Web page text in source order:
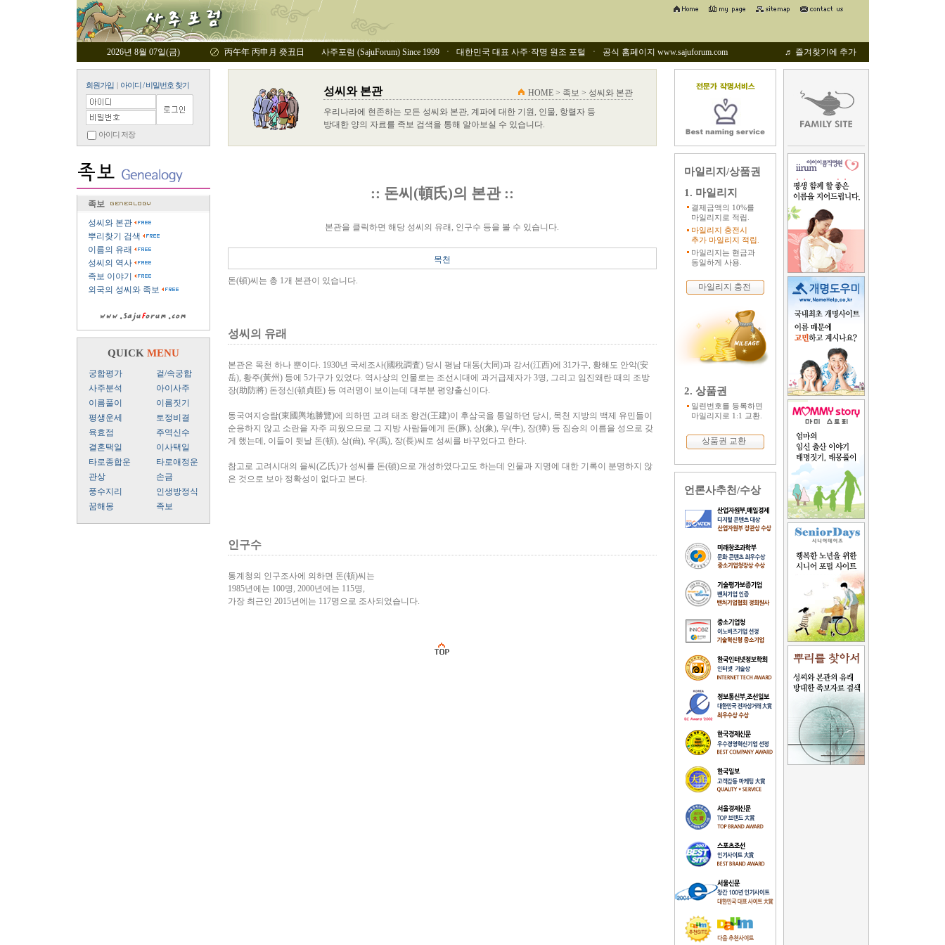
2026년 8월 07일(금) 丙午年 丙申月 癸丑日 사주포럼 (SajuForum) Since 1999 ㆍ 대한민국 대표 사주·작명 원조 포털 ㆍ 공식 홈페이지 www.sajuforum.com ♬ 즐겨찾기에 추가
회원가입| 아이디 / 비밀번호 찾기
아이디 저장
족보
성씨와 본관
뿌리찾기 검색
이름의 유래
성씨의 역사
족보 이야기
외국의 성씨와 족보
QUICK MENU
궁합평가
겉/속궁합
사주분석
아이사주
이름풀이
이름짓기
평생운세
토정비결
육효점
주역신수
결혼택일
이사택일
타로종합운
타로애정운
관상
손금
풍수지리
인생방정식
꿈해몽
족보
성씨와 본관
HOME > 족보 > 성씨와 본관
우리나라에 현존하는 모든 성씨와 본관, 계파에 대한 기원, 인물, 항렬자 등
방대한 양의 자료를 족보 검색을 통해 알아보실 수 있습니다.
:: 돈씨(頓氏)의 본관 ::
본관을 클릭하면 해당 성씨의 유래, 인구수 등을 볼 수 있습니다.
목천
돈(頓)씨는 총 1개 본관이 있습니다.
성씨의 유래
본관은 목천 하나 뿐이다. 1930년 국세조사(國稅調査) 당시 평남 대동(大同)과 강서(江西)에 31가구, 황해도 안악(安
岳), 황주(黃州) 등에 5가구가 있었다. 역사상의 인물로는 조선시대에 과거급제자가 3명, 그리고 임진왜란 때의 조방
장(助防將) 돈정신(頓貞臣) 등 여러명이 보이는데 대부분 평양출신이다.
동국여지승람(東國輿地勝覽)에 의하면 고려 태조 왕건(王建)이 후삼국을 통일하던 당시, 목천 지방의 백제 유민들이
순응하지 않고 소란을 자주 피웠으므로 그 지방 사람들에게 돈(豚), 상(象), 우(牛), 장(獐) 등 짐승의 이름을 성으로 갖
게 했는데, 이들이 뒷날 돈(頓), 상(尙), 우(禹), 장(長)씨로 성씨를 바꾸었다고 한다.
참고로 고려시대의 을씨(乙氏)가 성씨를 돈(頓)으로 개성하였다고도 하는데 인물과 지명에 대한 기록이 분명하지 않
은 것으로 보아 정확성이 없다고 본다.
인구수
통계청의 인구조사에 의하면 돈(頓)씨는
1985년에는 100명, 2000년에는 115명,
가장 최근인 2015년에는 117명으로 조사되었습니다.
마일리지/상품권
1. 마일리지
결제금액의 10%를
마일리지로 적립.
마일리지 충전시
추가 마일리지 적립.
마일리지는 현금과
동일하게 사용.
마일리지 충전
2. 상품권
일련번호를 등록하면
마일리지로 1:1 교환.
상품권 교환
언론사추천/수상